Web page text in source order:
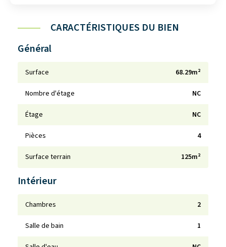
CARACTÉRISTIQUES DU BIEN
Général
Surface 68.29m²
Nombre d'étage NC
Étage NC
Pièces 4
Surface terrain 125m²
Intérieur
Chambres 2
Salle de bain 1